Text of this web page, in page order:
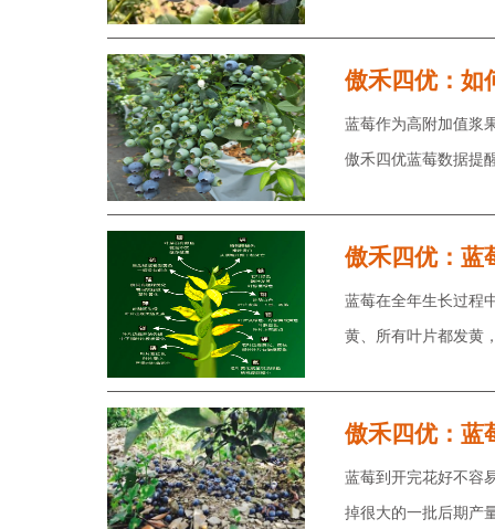
傲禾四优：如
蓝莓作为高附加值浆
傲禾四优蓝莓数据提
傲禾四优：蓝
蓝莓在全年生长过程
黄、所有叶片都发黄
傲禾四优：蓝
蓝莓到开完花好不容
掉很大的一批后期产